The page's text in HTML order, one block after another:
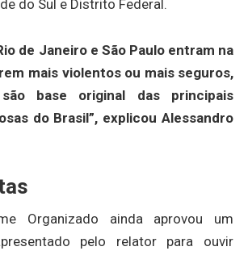
do Sul e Distrito Federal.
de Janeiro e São Paulo entram na
mais violentos ou mais seguros,
base original das principais
do Brasil”, explicou Alessandro
Organizado ainda aprovou um
pelo relator para ouvir